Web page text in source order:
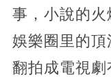
事，小說的
娛樂圈里的
翻拍成電視